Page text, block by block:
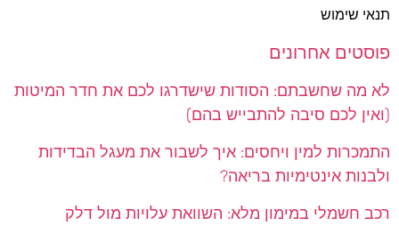
תנאי שימוש
פוסטים אחרונים
לא מה שחשבתם: הסודות שישדרגו לכם את חדר המיטות
(ואין לכם סיבה להתבייש בהם)
התמכרות למין ויחסים: איך לשבור את מעגל הבדידות
ולבנות אינטימיות בריאה?
רכב חשמלי במימון מלא: השוואת עלויות מול דלק